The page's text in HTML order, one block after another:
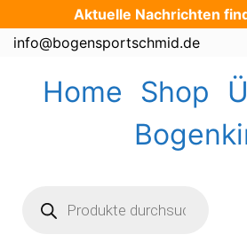
Inhalt
springen
Aktuelle Nachrichten
info@bogensportschmid.de
Home Shop
search